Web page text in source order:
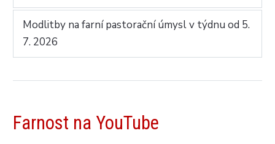
Modlitby na farní pastorační úmysl v týdnu od 5.
7. 2026
Farnost na YouTube